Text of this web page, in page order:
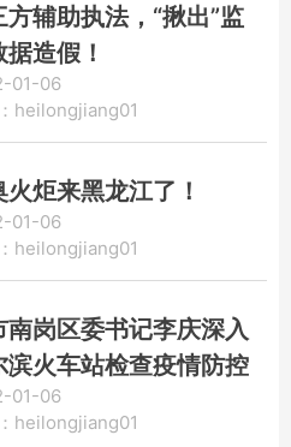
方辅助执法，“揪出”监
造假！
01-06
heilongjiang01
火炬来黑龙江了！
01-06
heilongjiang01
南岗区委书记李庆深入
滨火车站检查疫情防控
车管理工作
01-06
heilongjiang01